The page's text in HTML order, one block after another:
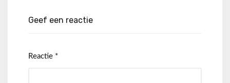
Geef een reactie
Reactie *